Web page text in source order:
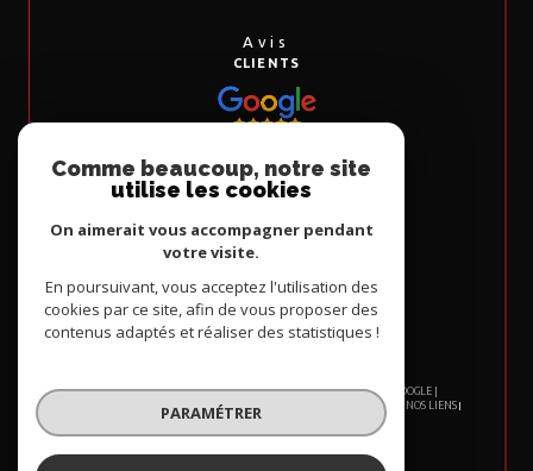
Avis
CLIENTS
Nous
ADHÉRONS
© 2026 | TOUS DROITS RÉSERVÉS | TRADUCTION POWERED BY GOOGLE |
PLAN DU SITE ADMIN
NOS LIENS
POLITIQUE RGPD
Comme beaucoup, notre site
utilise les cookies
On aimerait vous accompagner pendant
votre visite.
En poursuivant, vous acceptez l'utilisation des
cookies par ce site, afin de vous proposer des
contenus adaptés et réaliser des statistiques !
PARAMÉTRER